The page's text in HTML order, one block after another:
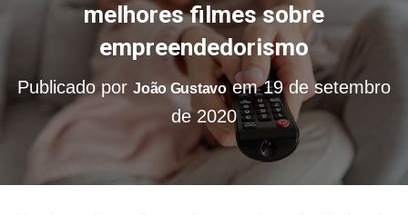
N
N
G
melhores filmes sobre
empreendedorismo
Publicado porJoão Gustavoem19 de setembro
de 2020